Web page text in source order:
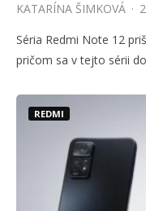
KATARÍNA ŠIMKOVÁ ·
Séria Redmi Note 12
pričom sa v tejto sérii
REDMI